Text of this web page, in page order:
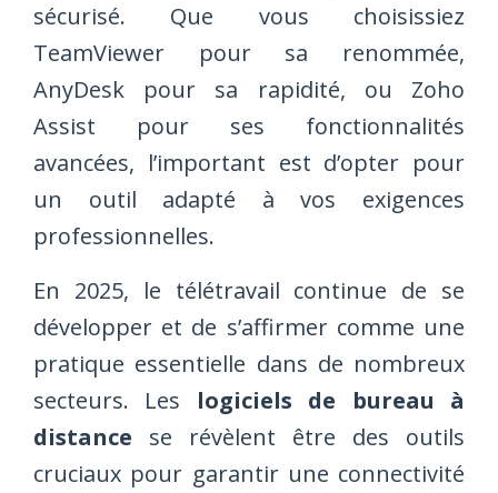
sécurisé. Que vous choisissiez
TeamViewer pour sa renommée,
AnyDesk pour sa rapidité, ou Zoho
Assist pour ses fonctionnalités
avancées, l’important est d’opter pour
un outil adapté à vos exigences
professionnelles.
En 2025, le télétravail continue de se
développer et de s’affirmer comme une
pratique essentielle dans de nombreux
secteurs. Les logiciels de bureau à
distance se révèlent être des outils
cruciaux pour garantir une connectivité